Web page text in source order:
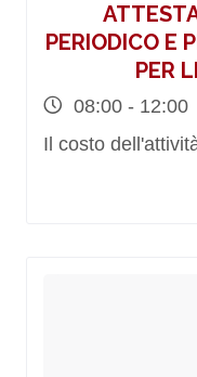
PERIODICO E
PER
08:00 - 12:00
Il costo